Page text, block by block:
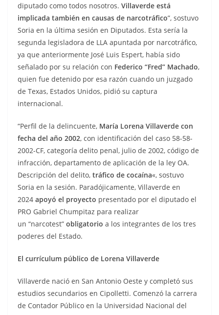
diputado como todos nosotros. Villaverde está
implicada también en causas de narcotráfico”, sostuvo
Soria en la última sesión en Diputados. Esta sería la
segunda legisladora de LLA apuntada por narcotráfico,
ya que anteriormente José Luis Espert, había sido
señalado por su relación con Federico “Fred” Machado,
quien fue detenido por esa razón cuando un juzgado
de Texas, Estados Unidos, pidió su captura
internacional.
“Perfil de la delincuente, María Lorena Villaverde con
fecha del año 2002, con identificación del caso 58-58-
2002-CF, categoría delito penal, julio de 2002, código de
infracción, departamento de aplicación de la ley OA.
Descripción del delito, tráfico de cocaína«, sostuvo
Soria en la sesión. Paradójicamente, Villaverde en
2024 apoyó el proyecto presentado por el diputado el
PRO Gabriel Chumpitaz para realizar
un “narcotest” obligatorio a los integrantes de los tres
poderes del Estado.
El currículum público de Lorena Villaverde
Villaverde nació en San Antonio Oeste y completó sus
estudios secundarios en Cipolletti. Comenzó la carrera
de Contador Público en la Universidad Nacional del